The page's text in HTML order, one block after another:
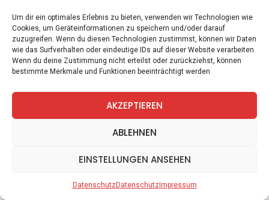
Um dir ein optimales Erlebnis zu bieten, verwenden wir Technologien wie
Cookies, um Geräteinformationen zu speichern und/oder darauf
zuzugreifen. Wenn du diesen Technologien zustimmst, können wir Daten
wie das Surfverhalten oder eindeutige IDs auf dieser Website verarbeiten.
Wenn du deine Zustimmung nicht erteilst oder zurückziehst, können
bestimmte Merkmale und Funktionen beeinträchtigt werden.
AKZEPTIEREN
ABLEHNEN
EINSTELLUNGEN ANSEHEN
DatenschutzDatenschutzImpressum
Spiele Zitate Kontakt Datenschutz Impressum